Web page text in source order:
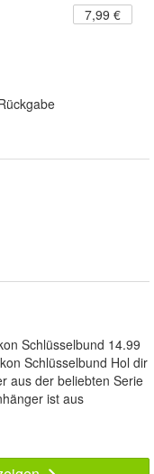
7,99 €
Schlüsselbund 14.99
Schlüsselbund Hol dir
aus der beliebten Serie
ist aus